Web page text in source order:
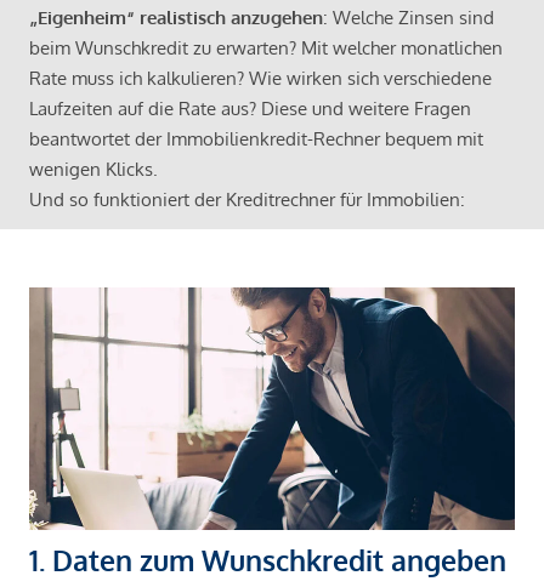
„Eigenheim“ realistisch anzugehen: Welche Zinsen sind
beim Wunschkredit zu erwarten? Mit welcher monatlichen
Rate muss ich kalkulieren? Wie wirken sich verschiedene
Laufzeiten auf die Rate aus? Diese und weitere Fragen
beantwortet der Immobilienkredit-Rechner bequem mit
wenigen Klicks.
Und so funktioniert der Kreditrechner für Immobilien:
1. Daten zum Wunschkredit angeben